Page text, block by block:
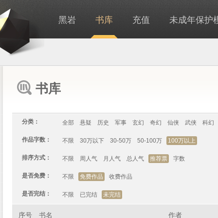
黑岩 书库 充值 未成年保护
书库
分类： 全部 悬疑 历史 军事 玄幻 奇幻 仙侠 武侠 科幻
作品字数： 不限 30万以下 30-50万 50-100万 100万以上
排序方式： 不限 周人气 月人气 总人气 推荐票 字数
是否免费： 不限 免费作品 收费作品
是否完结： 不限 已完结 未完结
序号 书名 作者